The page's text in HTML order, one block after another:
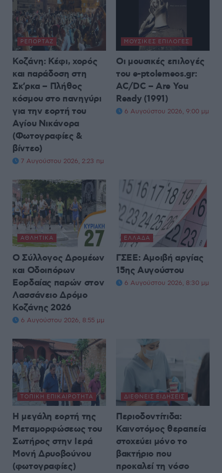
ΡΕΠΟΡΤΆΖ
Κοζάνη: Κέφι, χορός
και παράδοση στη
Σκ’ρκα – Πλήθος
κόσμου στο πανηγύρι
για την εορτή του
Αγίου Νικάνορα
(Φωτογραφίες &
βίντεο)
7 Αυγούστου 2026, 2:23 πμ
ΜΟΥΣΙΚΈΣ ΕΠΙΛΟΓΈΣ
Οι μουσικές επιλογές
του e-ptolemeos.gr:
AC/DC – Are You
Ready (1991)
6 Αυγούστου 2026, 9:00 μμ
ΑΘΛΗΤΙΚΆ
Ο Σύλλογος Δρομέων
και Οδοιπόρων
Εορδαίας παρών στον
Λασσάνειο Δρόμο
Κοζάνης 2026
6 Αυγούστου 2026, 8:55 μμ
ΕΛΛΆΔΑ
ΓΣΕΕ: Αμοιβή αργίας
15ης Αυγούστου
6 Αυγούστου 2026, 8:30 μμ
ΤΟΠΙΚΉ ΕΠΙΚΑΙΡΌΤΗΤΑ
Η μεγάλη εορτή της
Μεταμορφώσεως του
Σωτήρος στην Ιερά
Μονή Δρυοβούνου
(φωτογραφίες)
ΔΙΕΘΝΕΊΣ ΕΙΔΉΣΕΙΣ
Περιοδοντίτιδα:
Καινοτόμος θεραπεία
στοχεύει μόνο το
βακτήριο που
προκαλεί τη νόσο